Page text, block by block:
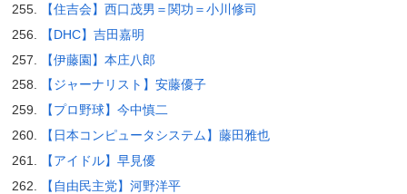
【住吉会】西口茂男＝関功＝小川修司
【DHC】吉田嘉明
【伊藤園】本庄八郎
【ジャーナリスト】安藤優子
【プロ野球】今中慎二
【日本コンピュータシステム】藤田雅也
【アイドル】早見優
【自由民主党】河野洋平